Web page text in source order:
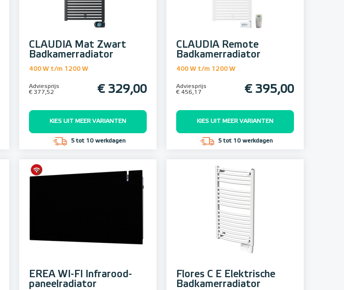
CLAUDIA Mat Zwart
Badkamerradiator
400 W t/m 1200 W
Adviesprijs
€ 377,52
€ 329,00
KIES UIT MEER VARIANTEN
5 tot 10 werkdagen
CLAUDIA Remote
Badkamerradiator
400 W t/m 1200 W
Adviesprijs
€ 456,17
€ 395,00
KIES UIT MEER VARIANTEN
5 tot 10 werkdagen
EREA WI-FI Infrarood-
paneelradiator
Flores C E Elektrische
Badkamerradiator